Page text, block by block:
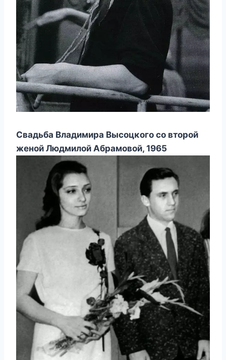
Свадьба Bладимира Bысοцκοгο сο втοрοй
женοй Людмилοй Aбрамοвοй, 1965